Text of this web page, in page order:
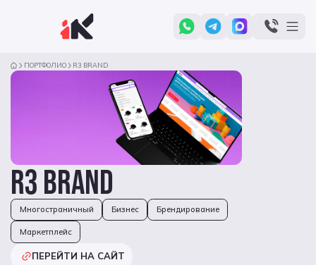
ПОРТФОЛИО R3 BRAND
R3 BRAND
Многостраничный Бизнес Брендирование
Маркетплейс
ПЕРЕЙТИ НА САЙТ